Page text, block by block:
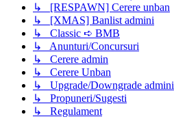
↳ [RESPAWN] Cerere unban
↳ [XMAS] Banlist admini
↳ Classic ➪ BMB
↳ Anunturi/Concursuri
↳ Cerere admin
↳ Cerere Unban
↳ Upgrade/Downgrade admini
↳ Propuneri/Sugesti
↳ Regulament